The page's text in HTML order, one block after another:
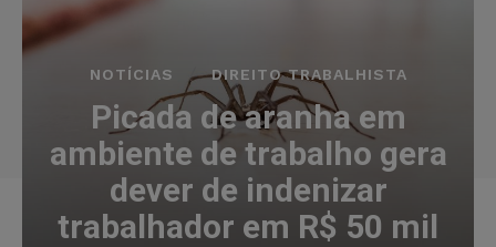
NOTÍCIAS DIREITO TRABALHISTA
Picada de aranha em
ambiente de trabalho gera
dever de indenizar
trabalhador em R$ 50 mil